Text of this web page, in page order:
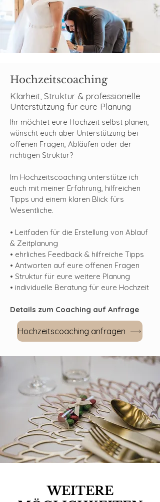
Hochzeitscoaching
Klarheit, Struktur & professionelle
Unterstützung für eure Planung
Ihr möchtet eure Hochzeit selbst planen,
wünscht euch aber Unterstützung bei
offenen Fragen, Abläufen oder der
richtigen Struktur?
Im Hochzeitscoaching unterstütze ich
euch mit meiner Erfahrung, hilfreichen
Tipps und einem klaren Blick fürs
Wesentliche.
• Leitfaden für die Erstellung von Ablauf
& Zeitplanung
• ehrliches Feedback & hilfreiche Tipps
• Antworten auf eure offenen Fragen
• Struktur für eure weitere Planung
• individuelle Beratung für eure Hochzeit
Details zum Coaching auf Anfrage
Hochzeitscoaching anfragen
WEITERE